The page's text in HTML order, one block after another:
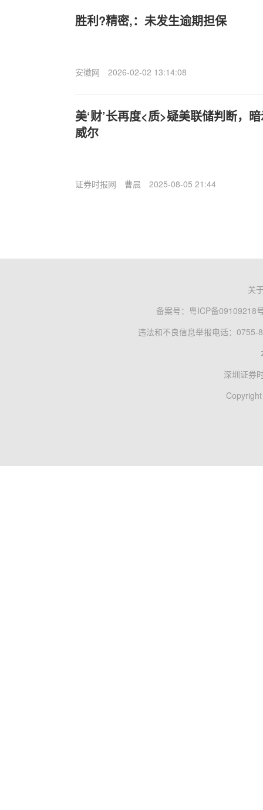
胜利?精密,：未发生逾期担保
安徽网 2026-02-02 13:14:08
美‘财’长再度<质>疑美联储判断，
威尔
证券时报网 曹晨 2025-08-05 21:44
关
备案号： 粤ICP备09109218
违法和不良信息举报电话：0755-
深圳证券